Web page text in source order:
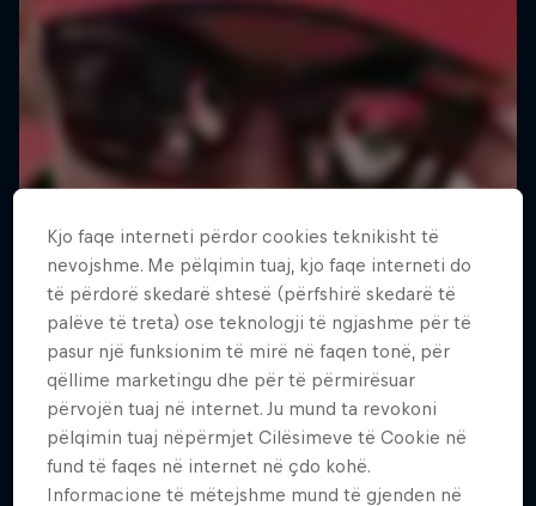
MacAskill's Imaginate
Kjo faqe interneti përdor cookies teknikisht të
nevojshme. Me pëlqimin tuaj, kjo faqe interneti do
të përdorë skedarë shtesë (përfshirë skedarë të
palëve të treta) ose teknologji të ngjashme për të
pasur një funksionim të mirë në faqen tonë, për
qëllime marketingu dhe për të përmirësuar
përvojën tuaj në internet. Ju mund ta revokoni
pëlqimin tuaj nëpërmjet Cilësimeve të Cookie në
fund të faqes në internet në çdo kohë.
Informacione të mëtejshme mund të gjenden në